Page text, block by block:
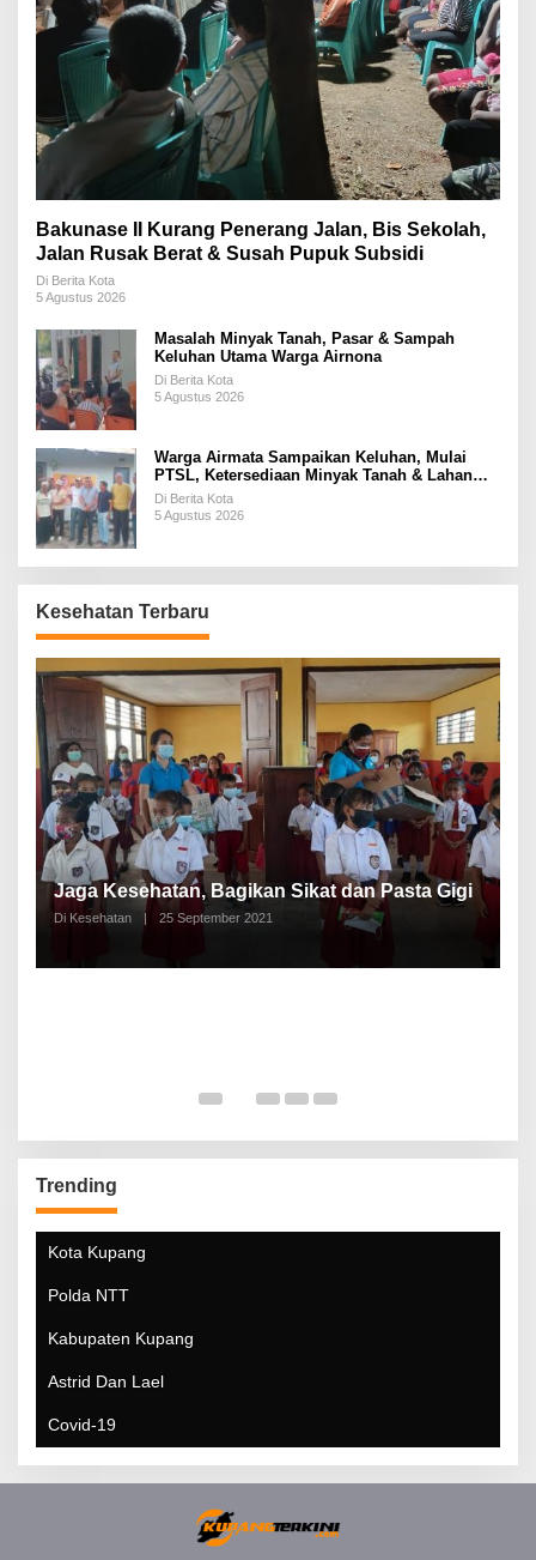
Bakunase II Kurang Penerang Jalan, Bis Sekolah,
Jalan Rusak Berat & Susah Pupuk Subsidi
Di Berita Kota
5 Agustus 2026
Masalah Minyak Tanah, Pasar & Sampah
Keluhan Utama Warga Airnona
Di Berita Kota
5 Agustus 2026
Warga Airmata Sampaikan Keluhan, Mulai
PTSL, Ketersediaan Minyak Tanah & Lahan
Pemakaman
Di Berita Kota
5 Agustus 2026
Kesehatan Terbaru
Jaga Kesehatan, Bagikan Sikat dan Pasta Gigi
Di Kesehatan | 25 September 2021
Trending
Kota Kupang
Polda NTT
Kabupaten Kupang
Astrid Dan Lael
Covid-19